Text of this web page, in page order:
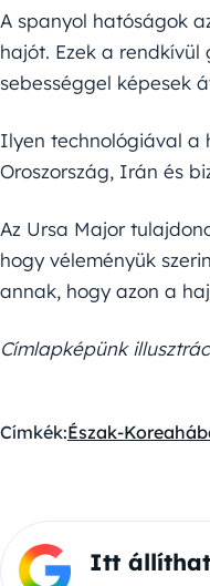
A spanyol hatóságok
hajót. Ezek a
sebességgel képesek
Ilyen technológiával a
Oroszország, Irán és
Az Ursa Major
hogy véleményük
annak, hogy azon a
Címlapképünk
Címkék:Észak-Korea
Itt